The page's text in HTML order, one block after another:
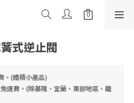
式逆止閥
。(體積小產品)
運費。(除基隆、宜蘭、東部地區、離